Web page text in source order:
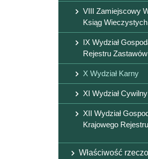
VIII Zamiejscowy
Ksiąg Wieczystych
IX Wydział
Rejestru Zastawów
X Wydział Karny
XI Wydział Cywilny
XII Wydział
Krajowego
Właściwość